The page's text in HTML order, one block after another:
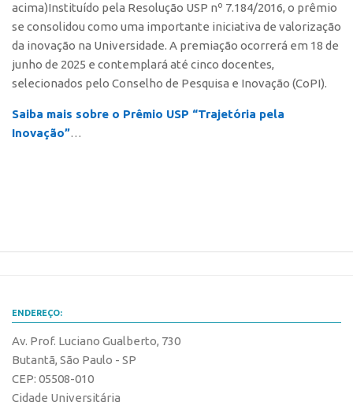
Comunicação
Propriedade Intelectual
Formas de Proteção
Patentes
Marcas
acima)Instituído pela Resolução USP nº 7.184/2016, o prêmio
se consolidou como uma importante iniciativa de valorização
da inovação na Universidade. A premiação ocorrerá em 18 de
junho de 2025 e contemplará até cinco docentes,
selecionados pelo Conselho de Pesquisa e Inovação (CoPI).
Saiba mais sobre o Prêmio USP “Trajetória pela
Inovação”…
ENDEREÇO:
Av. Prof. Luciano Gualberto, 730
Butantã, São Paulo - SP
CEP: 05508-010
Cidade Universitária